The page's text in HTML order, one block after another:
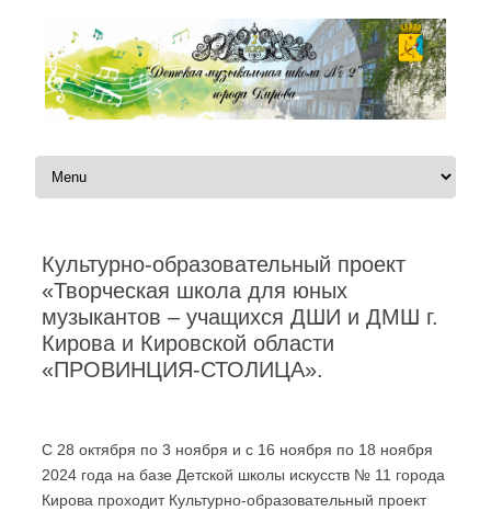
Перейти к содержимому
Культурно-образовательный проект
«Творческая школа для юных
музыкантов – учащихся ДШИ и ДМШ г.
Кирова и Кировской области
«ПРОВИНЦИЯ-СТОЛИЦА».
С 28 октября по 3 ноября и с 16 ноября по 18 ноября
2024 года на базе Детской школы искусств № 11 города
Кирова проходит Культурно-образовательный проект